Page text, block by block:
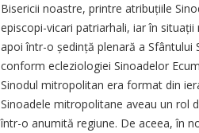
Bisericii noastre, printre atribuțiile
episcopi-vicari patriarhali, iar în
apoi într-o șe­dință plenară a
conform ecleziologiei Sinoadelor
Sinodul mitropolitan era format din
Sinoadele mitropolitane aveau un rol
într-o anumită regiune. De aceea, în